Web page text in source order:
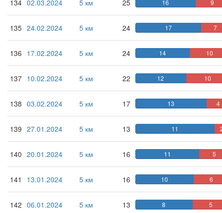
134 02.03.2024 5 км 25 16 9
135 24.02.2024 5 км 24 17 7
136 17.02.2024 5 км 24 14 10
137 10.02.2024 5 км 22 12 10
138 03.02.2024 5 км 17 13 4
139 27.01.2024 5 км 13 11
140 20.01.2024 5 км 16 11 5
141 13.01.2024 5 км 16 10 6
142 06.01.2024 5 км 13 8 5